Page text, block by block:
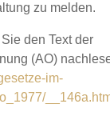
zu melden.
den Text der
(AO)
im-